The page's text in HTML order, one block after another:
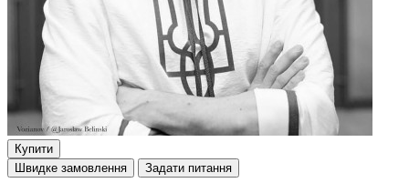
Купити
Швидке замовлення
Задати питання